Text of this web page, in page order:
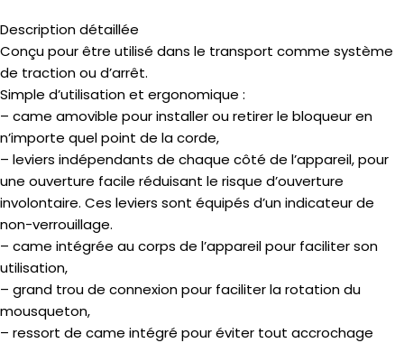
Description détaillée
Conçu pour être utilisé dans le transport comme système
de traction ou d’arrêt.
Simple d’utilisation et ergonomique :
– came amovible pour installer ou retirer le bloqueur en
n’importe quel point de la corde,
– leviers indépendants de chaque côté de l’appareil, pour
une ouverture facile réduisant le risque d’ouverture
involontaire. Ces leviers sont équipés d’un indicateur de
non-verrouillage.
– came intégrée au corps de l’appareil pour faciliter son
utilisation,
– grand trou de connexion pour faciliter la rotation du
mousqueton,
– ressort de came intégré pour éviter tout accrochage